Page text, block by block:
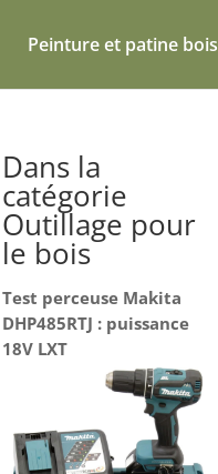
Peinture et patine bois
Dans la
catégorie
Outillage pour
le bois
Test perceuse Makita
DHP485RTJ : puissance
18V LXT